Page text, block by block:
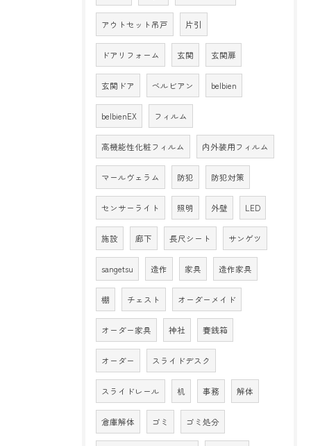
アウトセット吊戸 片引
ドアリフォーム 玄関 玄関扉
玄関ドア ベルビアン belbien
belbienEX フィルム
高機能性化粧フィルム 内外装用フィルム
マールヴェラム 防犯 防犯対策
センサーライト 照明 外壁 LED
施設 廊下 長尺シート サンゲツ
sangetsu 造作 家具 造作家具
棚 チェスト オーダーメイド
オーダー家具 神社 賽銭箱
オーダー スライドデスク
スライドレール 机 事務 解体
倉庫解体 ゴミ ゴミ処分